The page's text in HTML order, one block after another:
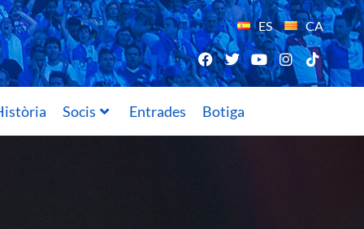
ES CA
Socis Entrades Botiga